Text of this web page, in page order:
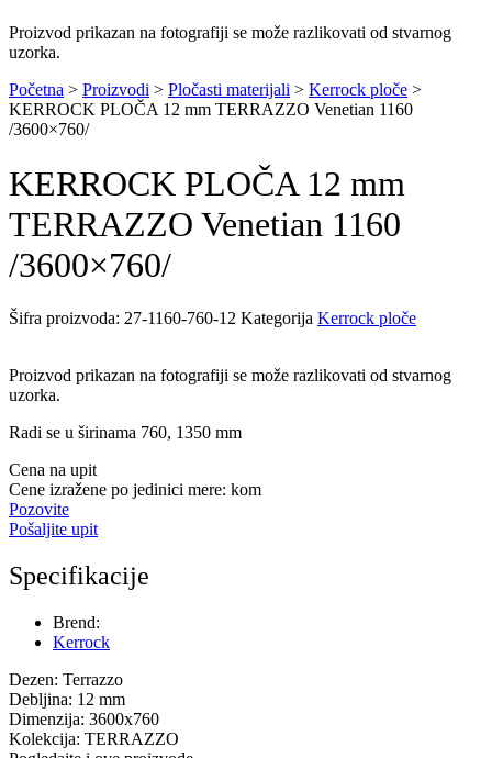
Proizvod prikazan na fotografiji se može razlikovati od stvarnog
uzorka.
Početna > Proizvodi > Pločasti materijali > Kerrock ploče >
KERROCK PLOČA 12 mm TERRAZZO Venetian 1160
/3600×760/
KERROCK PLOČA 12 mm
TERRAZZO Venetian 1160
/3600×760/
Šifra proizvoda: 27-1160-760-12 Kategorija Kerrock ploče
Proizvod prikazan na fotografiji se može razlikovati od stvarnog
uzorka.
Radi se u širinama 760, 1350 mm
Cena na upit
Cene izražene po jedinici mere: kom
Pozovite
Pošaljite upit
Specifikacije
Brend:
Kerrock
Dezen: Terrazzo
Debljina: 12 mm
Dimenzija: 3600x760
Kolekcija: TERRAZZO